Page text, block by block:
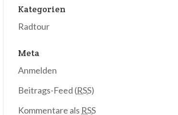
Kategorien
Radtour
Meta
Anmelden
Beitrags-Feed (RSS)
Kommentare als RSS